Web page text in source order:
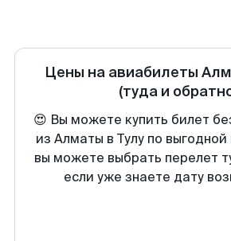
Цены на авиабилеты
(туда и
😍 Вы можете купить билет
из Алматы в Тулу по
вы можете выбрать перелет
если уже знаете дату